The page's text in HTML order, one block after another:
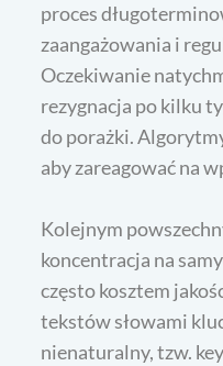
proces
zaangażowania i
Oczekiwanie
rezygnacja po kilku
do porażki.
aby zareagować na
Kolejnym
koncentracja na
często kosztem
tekstów słowami
nienaturalny, tzw.